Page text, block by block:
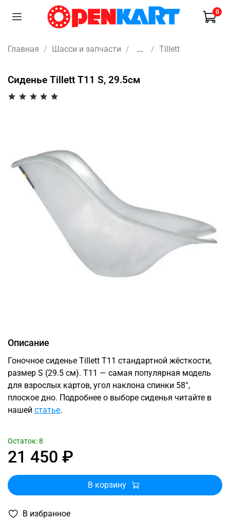
0
Главная Шасси и запчасти ... Tillett
Сиденье Tillett T11 S, 29.5см
В избранное
Описание
Гоночное сиденье Tillett T11 стандартной жёсткости,
размер S (29.5 см). T11 — самая популярная модель
для взрослых картов, угол наклона спинки 58°,
плоское дно. Подробнее о выборе сиденья читайте в
нашей статье.
21 450 ₽
Остаток: 8
В корзину